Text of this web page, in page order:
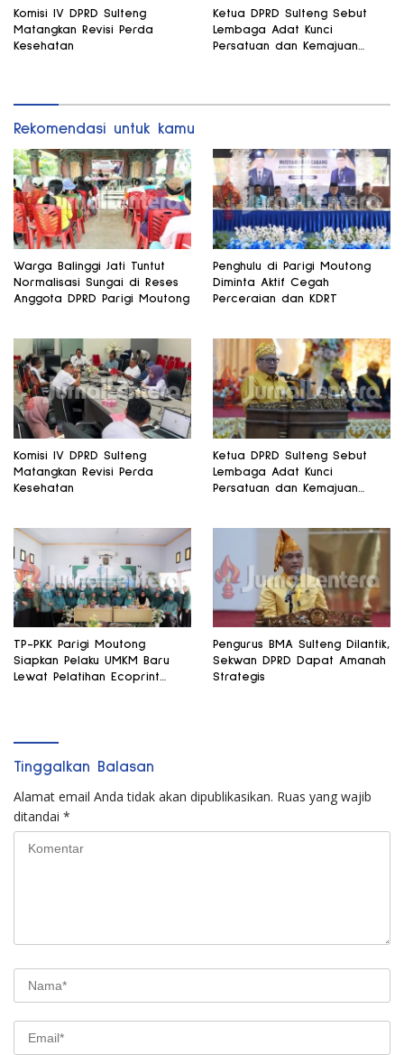
Komisi IV DPRD Sulteng
Matangkan Revisi Perda
Kesehatan
Ketua DPRD Sulteng Sebut
Lembaga Adat Kunci
Persatuan dan Kemajuan
Rekomendasi untuk kamu
Warga Balinggi Jati Tuntut
Normalisasi Sungai di Reses
Anggota DPRD Parigi Moutong
Penghulu di Parigi Moutong
Diminta Aktif Cegah
Perceraian dan KDRT
Komisi IV DPRD Sulteng
Matangkan Revisi Perda
Kesehatan
Ketua DPRD Sulteng Sebut
Lembaga Adat Kunci
Persatuan dan Kemajuan
TP-PKK Parigi Moutong
Siapkan Pelaku UMKM Baru
Lewat Pelatihan Ecoprint
Pengurus BMA Sulteng Dilantik,
Sekwan DPRD Dapat Amanah
Strategis
Tinggalkan Balasan
Alamat email Anda tidak akan dipublikasikan. Ruas yang wajib
ditandai *